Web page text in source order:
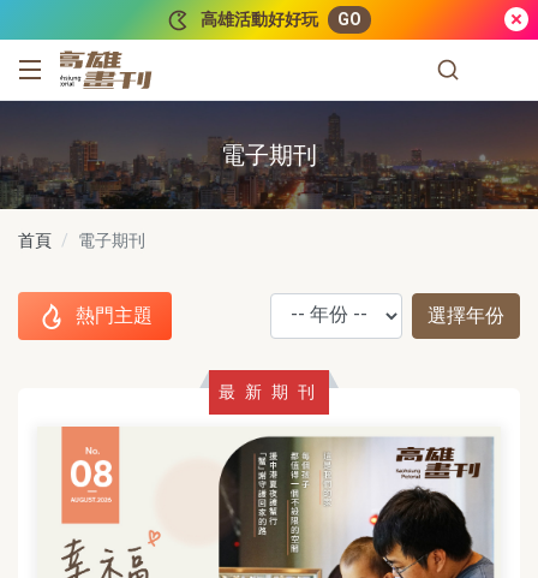
高雄活動好好玩 GO
高雄畫刊
電子期刊
首頁 電子期刊
熱門主題
年份
使用方向鍵來選
選擇年份
下拉選擇年份
最新期刊